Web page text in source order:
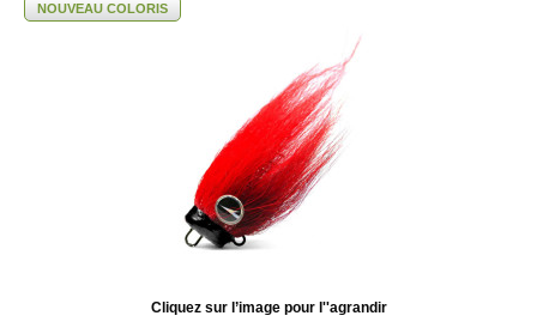
NOUVEAU COLORIS
Cliquez sur l’image pour l''agrandir